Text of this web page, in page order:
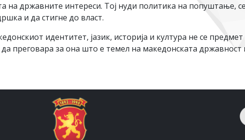
на државните интереси. Тој нуди политика на попуштање,
и да стигне до власт.
идентитет, јазик, историја и култура не се
преговара за она што е темел на македонската